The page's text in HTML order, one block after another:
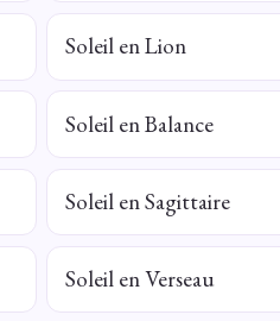
Soleil en Lion
Soleil en Balance
Soleil en Sagittaire
Soleil en Verseau